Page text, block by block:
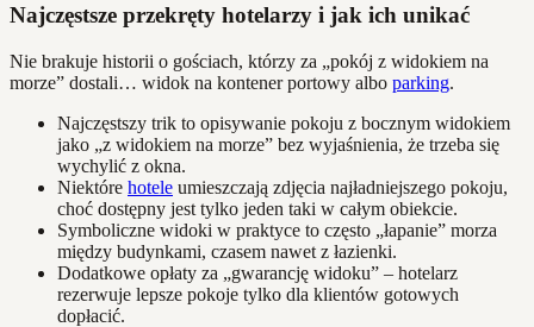
Najczęstsze przekręty hotelarzy i jak ich unikać
Nie brakuje historii o gościach, którzy za „pokój z widokiem na
morze” dostali… widok na kontener portowy albo parking.
Najczęstszy trik to opisywanie pokoju z bocznym widokiem
jako „z widokiem na morze” bez wyjaśnienia, że trzeba się
wychylić z okna.
Niektóre hotele umieszczają zdjęcia najładniejszego pokoju,
choć dostępny jest tylko jeden taki w całym obiekcie.
Symboliczne widoki w praktyce to często „łapanie” morza
między budynkami, czasem nawet z łazienki.
Dodatkowe opłaty za „gwarancję widoku” – hotelarz
rezerwuje lepsze pokoje tylko dla klientów gotowych
dopłacić.